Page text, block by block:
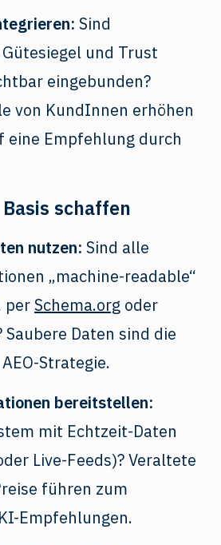
Sind
und Trust
eingebunden?
von KundInnen erhöhen
eine Empfehlung durch
schaffen
nutzen: Sind alle
„machine-readable“
perSchema.org oder
Daten sind die
Strategie.
bereitstellen:
mit Echtzeit-Daten
Live-Feeds)? Veraltete
führen zum
Empfehlungen.